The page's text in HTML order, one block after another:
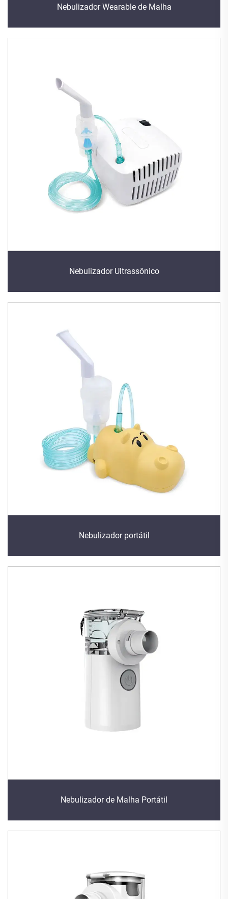
Nebulizador Wearable de Malha
Nebulizador Ultrassônico
Nebulizador portátil
Nebulizador de Malha Portátil